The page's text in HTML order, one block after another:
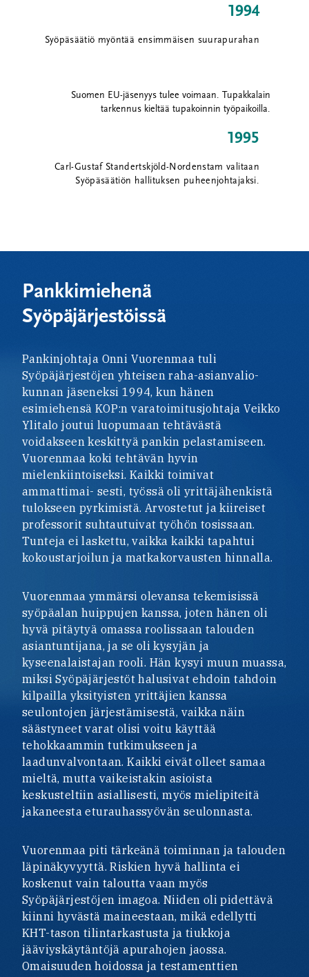
1994
Syöpäsäätiö myöntää ensimmäisen suurapurahan
Suomen EU-jäsenyys tulee voimaan. Tupakkalain
tarkennus kieltää tupakoinnin työpaikoilla.
1995
Carl-Gustaf Standertskjöld-Nordenstam valitaan
Syöpäsäätiön hallituksen puheenjohtajaksi.
Pankkimiehenä
Syöpäjärjestöissä
Pankinjohtaja Onni Vuorenmaa tuli
Syöpäjärjestöjen yhteisen raha-asianvalio-
kunnan jäseneksi 1994, kun hänen
esimiehensä KOP:n varatoimitusjohtaja Veikko
Ylitalo joutui luopumaan tehtävästä
voidakseen keskittyä pankin pelastamiseen.
Vuorenmaa koki tehtävän hyvin
mielenkiintoiseksi. Kaikki toimivat
ammattimai- sesti, työssä oli yrittäjähenkistä
tulokseen pyrkimistä. Arvostetut ja kiireiset
professorit suhtautuivat työhön tosissaan.
Tunteja ei laskettu, vaikka kaikki tapahtui
kokoustarjoilun ja matkakorvausten hinnalla.
Vuorenmaa ymmärsi olevansa tekemisissä
syöpäalan huippujen kanssa, joten hänen oli
hyvä pitäytyä omassa roolissaan talouden
asiantuntijana, ja se oli kysyjän ja
kyseenalaistajan rooli. Hän kysyi muun muassa,
miksi Syöpäjärjestöt halusivat ehdoin tahdoin
kilpailla yksityisten yrittäjien kanssa
seulontojen järjestämisestä, vaikka näin
säästyneet varat olisi voitu käyttää
tehokkaammin tutkimukseen ja
laadunvalvontaan. Kaikki eivät olleet samaa
mieltä, mutta vaikeistakin asioista
keskusteltiin asiallisesti, myös mielipiteitä
jakaneesta eturauhassyövän seulonnasta.
Vuorenmaa piti tärkeänä toiminnan ja talouden
läpinäkyvyyttä. Riskien hyvä hallinta ei
koskenut vain taloutta vaan myös
Syöpäjärjestöjen imagoa. Niiden oli pidettävä
kiinni hyvästä maineestaan, mikä edellytti
KHT-tason tilintarkastusta ja tiukkoja
jääviyskäytäntöjä apurahojen jaossa.
Omaisuuden hoidossa ja testamenttien